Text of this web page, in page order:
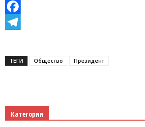
VK
Facebook
ТЕГИ Общество Президент
Категории